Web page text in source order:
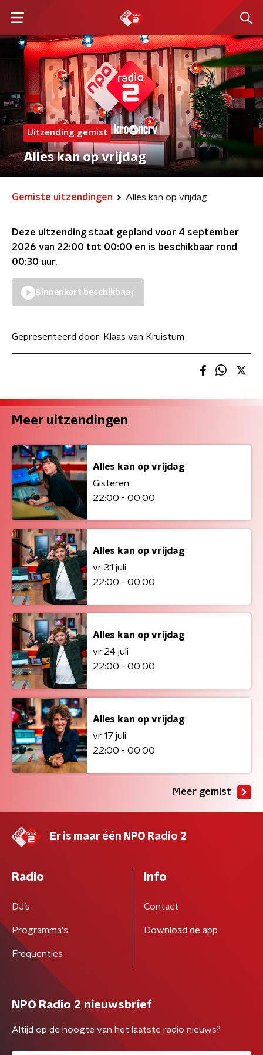
Uitzending gemist
Alles kan op vrijdag
Gemiste uitzendingen Alles kan op vrijdag
Deze uitzending staat gepland voor 4 september
2026 van 22:00 tot 00:00 en is beschikbaar rond
00:30 uur.
Binnenkort beschikbaar
Gepresenteerd door: Klaas van Kruistum
Meer uitzendingen
Alles kan op vrijdag
Gisteren
22:00 - 00:00
Alles kan op vrijdag
vr 31 juli
22:00 - 00:00
Alles kan op vrijdag
vr 24 juli
22:00 - 00:00
Alles kan op vrijdag
vr 17 juli
22:00 - 00:00
Meer gemist
Er is maar één NPO Radio 2
Radio
DJ’s
Programma's
Frequenties
Info
Contact
Download de app
NPO Radio 2 nieuwsbrief
Altijd op de hoogte van het laatste radio nieuws?